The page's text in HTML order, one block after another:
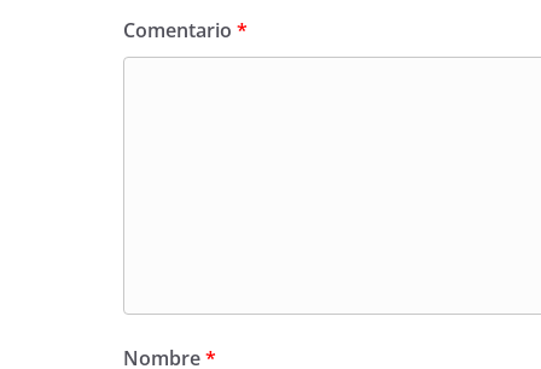
Comentario *
Nombre*